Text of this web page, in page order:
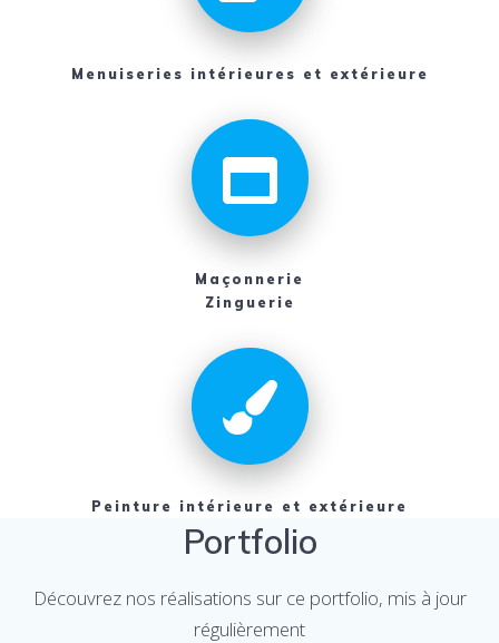
Menuiseries intérieures et extérieure
Maçonnerie
Zinguerie
Peinture intérieure et extérieure
Portfolio
Découvrez nos réalisations sur ce portfolio, mis à jour
régulièrement